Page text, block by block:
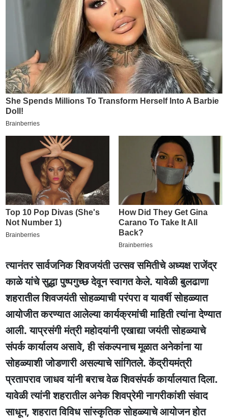
त्यानंतर सार्वजनिक शिवजयंती उत्सव समितीचे अध्यक्ष राजेंद्र
काळे यांचे सुद्धा पुष्पगुच्छ देवून स्वागत केले. यावेळी बुलढाणा
शहरातील शिवजयंती सोहळ्याची परंपरा व यावर्षी सोहळ्यात
आयोजीत करण्यात आलेल्या कार्यक्रमांची माहिती त्यांना देण्यात
आली. याप्रसंगी मंत्री महोदयांनी एखाद्या जयंती सोहळ्याचे
संपर्क कार्यालय असावे, ही संकल्पनाच मूळात अनेकांना या
सोहळ्याशी जोडणारी असल्याचे सांगितले. केंद्रीयमंत्री
प्रतापराव जाधव यांनी बराच वेळ शिवसंपर्क कार्यालयात दिला.
यावेळी त्यांनी शहरातील अनेक शिवप्रेमी नागरीकांशी संवाद
साधून, शहरात विविध सांस्कृतिक सोहळ्याचे आयोजन होत